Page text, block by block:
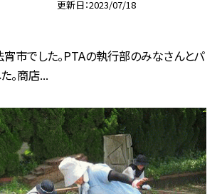
更新日 2023/07/18
市でした。PTAの執行部のみなさんとパ
。商店...